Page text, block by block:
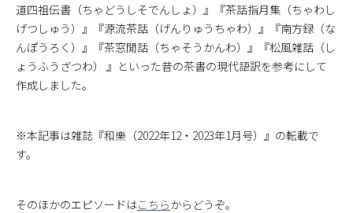
道四祖伝書（ちゃどうしそでんしょ）』『茶話指月集（ちゃわし
げつしゅう）』『源流茶話（げんりゅうちゃわ）』『南方録（な
んぽうろく）』『茶窓閒話（ちゃそうかんわ）』『松風雑話（し
ょうふうざつわ） 』といった昔の茶書の現代語訳を参考にして
作成しました。
※本記事は雑誌『和樂（2022年12・2023年1月号）』の転載で
す。
そのほかのエピソードはこちらからどうぞ。